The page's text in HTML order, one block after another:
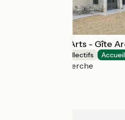
Gîte Hôtel des Arts - Gîte
Hébergements collectifs
Rémalard en Perche